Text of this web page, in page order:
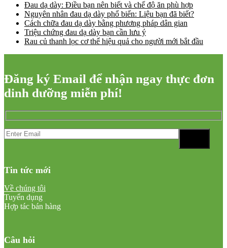
Đau dạ dày: Điều bạn nên biết và chế độ ăn phù hợp
Nguyên nhân đau dạ dày phổ biến: Liệu bạn đã biết?
Cách chữa đau dạ dày bằng phương pháp dân gian
Triệu chứng đau dạ dày bạn cần lưu ý
Rau củ thanh lọc cơ thể hiệu quả cho người mới bắt đầu
Đăng ký Email để nhận ngay thực đơn
dinh dưỡng miễn phí!
Tin tức mới
Về chúng tôi
Tuyển dụng
Hợp tác bán hàng
Câu hỏi